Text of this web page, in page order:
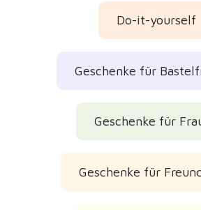
Do-it-yourself
Geschenke für
Geschenke für
Geschenke für